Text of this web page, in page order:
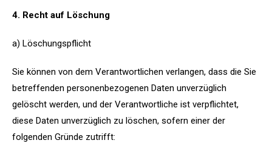
4. Recht auf Löschung
a) Löschungspflicht
Sie können von dem Verantwortlichen verlangen, dass die Sie
betreffenden personenbezogenen Daten unverzüglich
gelöscht werden, und der Verantwortliche ist verpflichtet,
diese Daten unverzüglich zu löschen, sofern einer der
folgenden Gründe zutrifft: